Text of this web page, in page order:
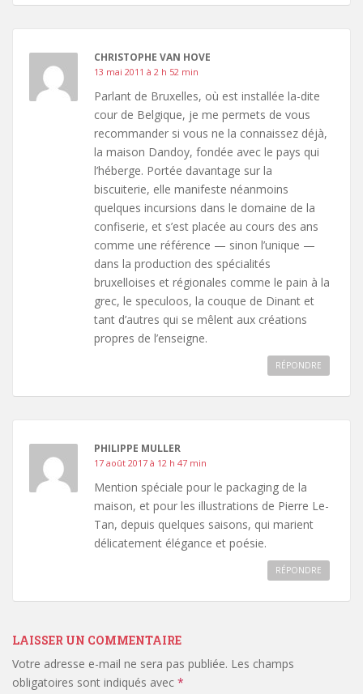
CHRISTOPHE VAN HOVE
13 mai 2011 à 2 h 52 min
Parlant de Bruxelles, où est installée la-dite
cour de Belgique, je me permets de vous
recommander si vous ne la connaissez déjà,
la maison Dandoy, fondée avec le pays qui
l’héberge. Portée davantage sur la
biscuiterie, elle manifeste néanmoins
quelques incursions dans le domaine de la
confiserie, et s’est placée au cours des ans
comme une référence — sinon l’unique —
dans la production des spécialités
bruxelloises et régionales comme le pain à la
grec, le speculoos, la couque de Dinant et
tant d’autres qui se mêlent aux créations
propres de l’enseigne.
RÉPONDRE
PHILIPPE MULLER
17 août 2017 à 12 h 47 min
Mention spéciale pour le packaging de la
maison, et pour les illustrations de Pierre Le-
Tan, depuis quelques saisons, qui marient
délicatement élégance et poésie.
RÉPONDRE
LAISSER UN COMMENTAIRE
Votre adresse e-mail ne sera pas publiée. Les champs
obligatoires sont indiqués avec *